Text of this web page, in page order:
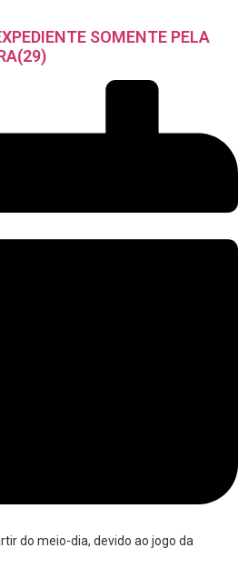
SOMENTE PELA
do meio-dia, devido ao jogo da